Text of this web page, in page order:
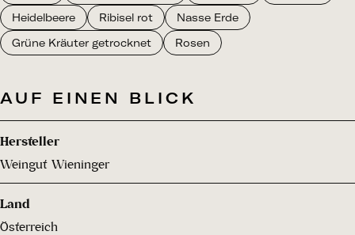
Heidelbeere
Ribisel rot
Nasse Erde
Grüne Kräuter getrocknet
Rosen
AUF EINEN BLICK
Hersteller
Weingut Wieninger
Land
Österreich